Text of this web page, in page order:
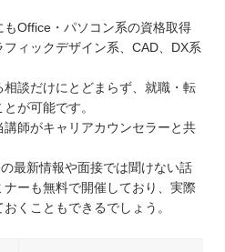
Office・パソコン系の資格取得
ィックデザイン系、CAD、DX系
談だけにとどまらず、就職・転
が可能です。
師がキャリアカウンセラーと共
最新情報や面接では聞けない話
ーも無料で開催しており、実際
くこともできるでしょう。